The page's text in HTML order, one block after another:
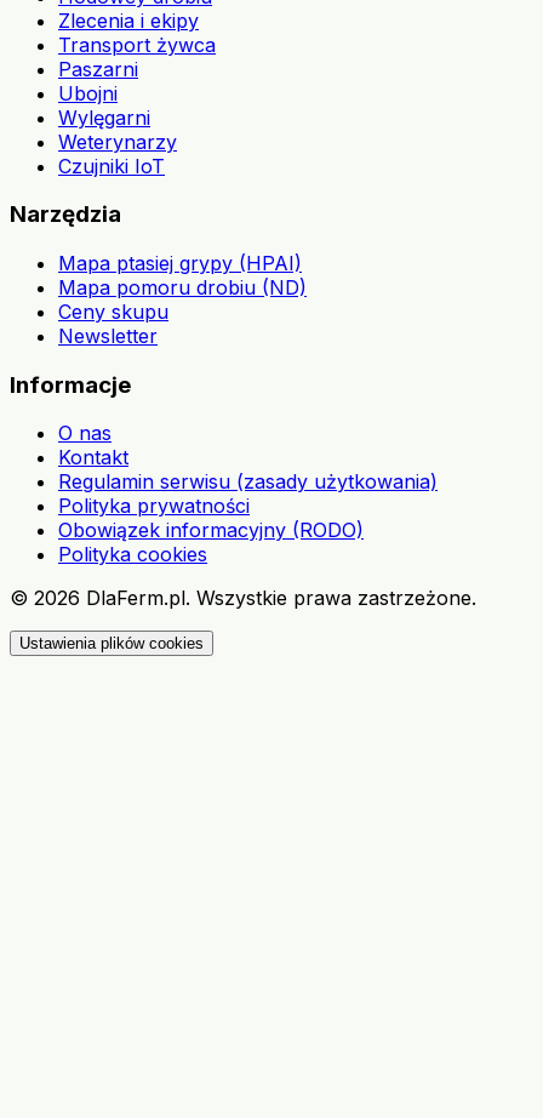
Zlecenia i ekipy
Transport żywca
Paszarni
Ubojni
Wylęgarni
Weterynarzy
Czujniki IoT
Narzędzia
Mapa ptasiej grypy (HPAI)
Mapa pomoru drobiu (ND)
Ceny skupu
Newsletter
Informacje
O nas
Kontakt
Regulamin serwisu (zasady użytkowania)
Polityka prywatności
Obowiązek informacyjny (RODO)
Polityka cookies
© 2026 DlaFerm.pl. Wszystkie prawa zastrzeżone.
Ustawienia plików cookies